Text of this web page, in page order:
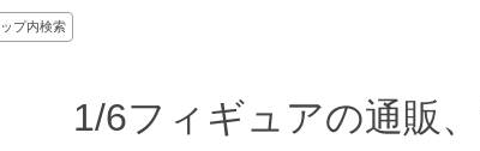
プ内検索
1/6フィギュアの通販